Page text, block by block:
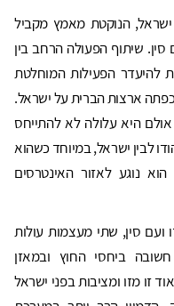
הנוקטת מאמץ מקביל
שיתוף הפעולה הרחב בין
להיעדר הפעילות המוחלטת
כפתה ארצות הברית על ישראל.
היא עלולה לא להתייחס
לבין ישראל, במיוחד כשהוא
נוגע לאזור האינטרסים
סין, שתי מעצמות עולות
ביחסי החוץ ובמאזן
זו מזו ומציבות בפני ישראל